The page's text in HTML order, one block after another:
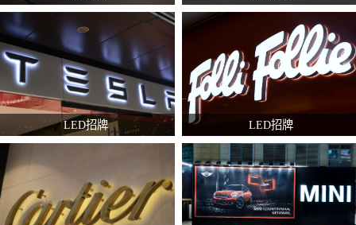
LED招牌 LED招牌